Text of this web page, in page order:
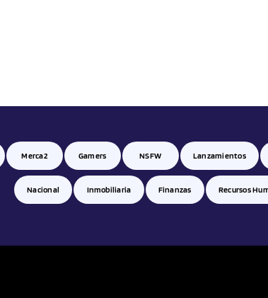
Merca2 Gamers NSFW Lanzamientos
Nacional Inmobiliaria Finanzas Recursos